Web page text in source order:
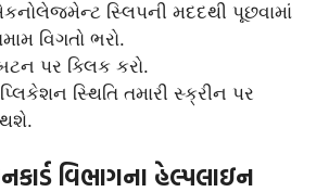
સ્લિપની મદદથી પૂછવામાં
વિગતો ભરો.
પર ક્લિક કરો.
સ્થિતિ તમારી સ્ક્રીન પર
થશે.
વિભાગના હેલ્પલાઇન